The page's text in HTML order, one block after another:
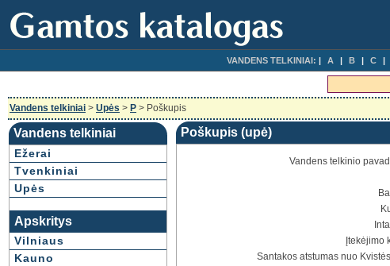
VANDENS TELKINIAI: A B C
Vandens telkiniai > Upės > P > Poškupis
Vandens telkiniai
Ežerai
Tvenkiniai
Upės
Apskritys
Vilniaus
Kauno
Poškupis (upė)
Vandens telkinio
Įtekėjimo
Santakos atstumas nuo